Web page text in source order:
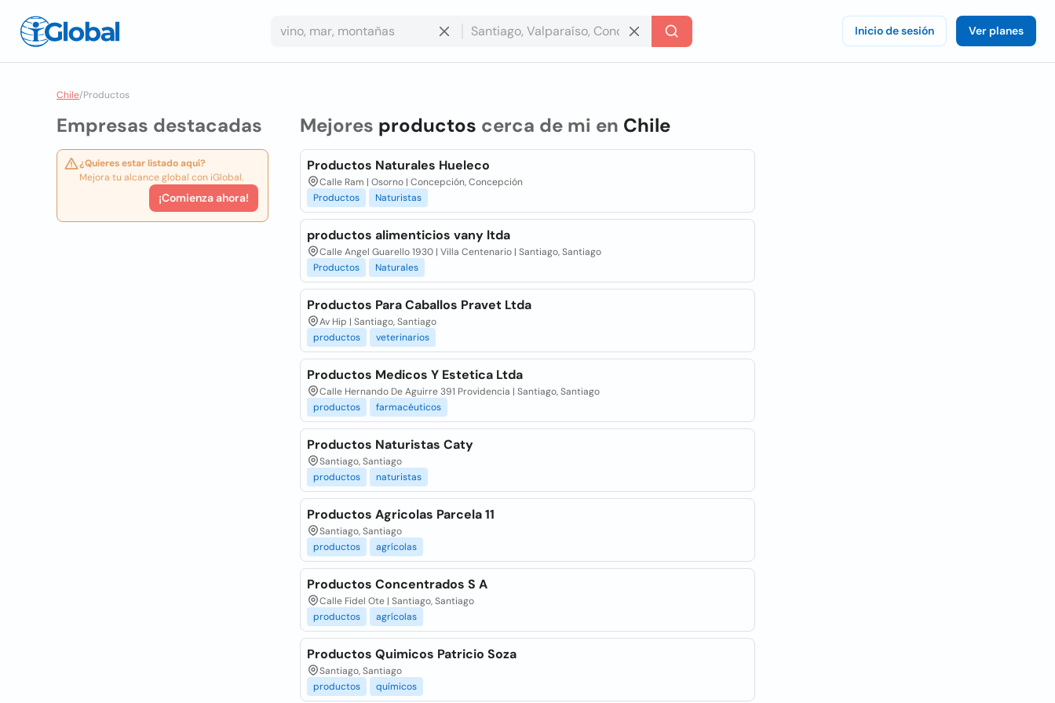
Inicio de sesión Ver planes
Chile/Productos
Empresas destacadas
¿Quieres estar listado aquí?
Mejora tu alcance global con iGlobal.
¡Comienza ahora!
Mejores productos cerca de mi en Chile
Productos Naturales Hueleco
Calle Ram | Osorno | Concepción, Concepción
Productos
Naturistas
productos alimenticios vany ltda
Calle Angel Guarello 1930 | Villa Centenario | Santiago, Santiago
Productos
Naturales
Productos Para Caballos Pravet Ltda
Av Hip | Santiago, Santiago
productos
veterinarios
Productos Medicos Y Estetica Ltda
Calle Hernando De Aguirre 391 Providencia | Santiago, Santiago
productos
farmacéuticos
Productos Naturistas Caty
Santiago, Santiago
productos
naturistas
Productos Agricolas Parcela 11
Santiago, Santiago
productos
agrícolas
Productos Concentrados S A
Calle Fidel Ote | Santiago, Santiago
productos
agrícolas
Productos Quimicos Patricio Soza
Santiago, Santiago
productos
químicos